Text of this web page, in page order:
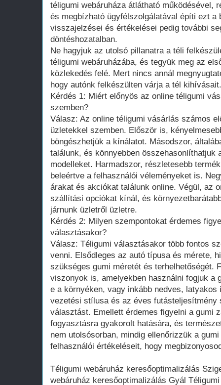
téligumi webáruháza átlátható működésével,
és megbízható ügyfélszolgálatával építi ezt a
visszajelzései és értékelései pedig további
döntéshozatalban.
Ne hagyjuk az utolsó pillanatra a téli
téligumi webáruházába, és tegyük meg az
közlekedés felé. Mert nincs annál
hogy autónk felkészülten várja a tél kihívásait.
Kérdés 1: Miért előnyös az online téligumi
szemben?
Válasz: Az online téligumi vásárlás számos
üzletekkel szemben. Először is,
böngészhetjük a kínálatot. Másodszor,
találunk, és könnyebben összehasonlíthatjuk
modelleket. Harmadszor, részletesebb
beleértve a felhasználói véleményeket is.
árakat és akciókat találunk online. Végül, az
szállítási opciókat kínál, és
járnunk üzletről üzletre.
Kérdés 2: Milyen szempontokat érdemes
választásakor?
Válasz: Téligumi választásakor több fontos
venni. Elsődleges az autó típusa és mérete,
szükséges gumi méretét és terhelhetőségét.
viszonyok is, amelyekben használni fogjuk a
e a környéken, vagy inkább nedves,
vezetési stílusa és az éves futásteljesítmény
választást. Emellett érdemes figyelni a gumi
fogyasztásra gyakorolt hatására, és
nem utolsósorban, mindig ellenőrizzük a
felhasználói értékeléseit, hogy
Téligumi webáruház keresőoptimalizálás
webáruház keresőoptimalizálás Gyál